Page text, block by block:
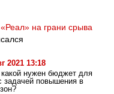
на грани срыва
2021 13:18
какой нужен бюджет для
задачей повышения в